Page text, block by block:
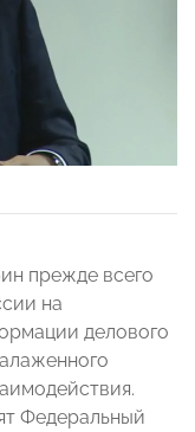
прежде всего
на
делового
Федеральный